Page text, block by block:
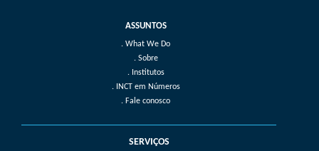
What We Do
Sobre
Institutos
INCT em Números
Fale conosco
SERVIÇOS